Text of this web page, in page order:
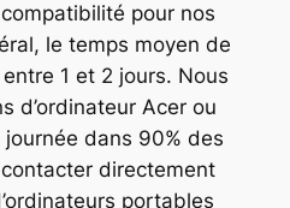
pour nos
le temps moyen de
1 et 2 jours. Nous
d’ordinateur Acer ou
journée dans 90% des
directement
portables